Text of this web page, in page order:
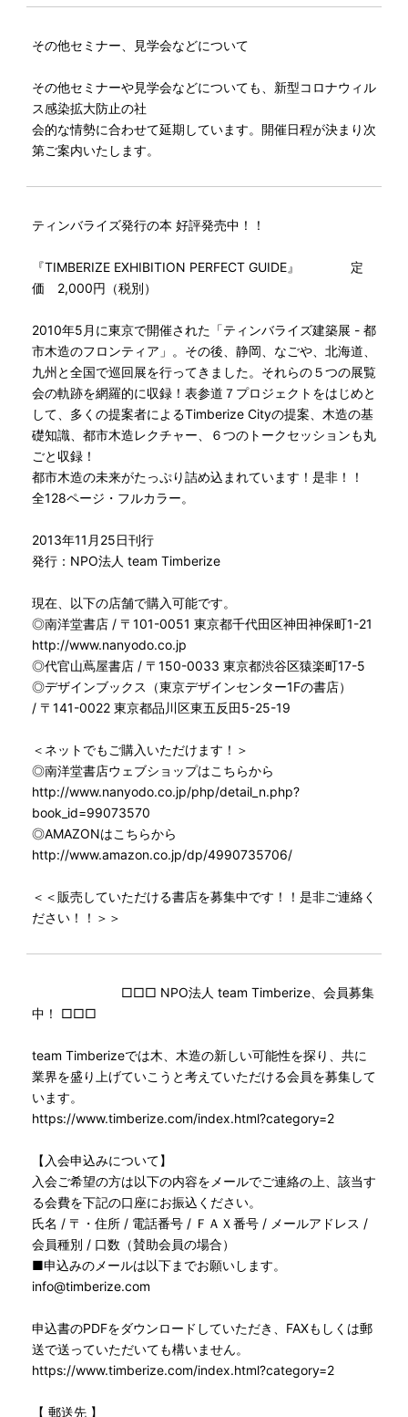
その他セミナー、見学会などについて
その他セミナーや見学会などについても、新型コロナウィル
ス感染拡大防止の社
会的な情勢に合わせて延期しています。開催日程が決まり次
第ご案内いたします。
ティンバライズ発行の本 好評発売中！！
『TIMBERIZE EXHIBITION PERFECT GUIDE』 定
価 2,000円（税別）
2010年5月に東京で開催された「ティンバライズ建築展 - 都
市木造のフロンティア」。その後、静岡、なごや、北海道、
九州と全国で巡回展を行ってきました。それらの５つの展覧
会の軌跡を網羅的に収録！表参道７プロジェクトをはじめと
して、多くの提案者によるTimberize Cityの提案、木造の基
礎知識、都市木造レクチャー、６つのトークセッションも丸
ごと収録！
都市木造の未来がたっぷり詰め込まれています！是非！！
全128ページ・フルカラー。
2013年11月25日刊行
発行：NPO法人 team Timberize
現在、以下の店舗で購入可能です。
◎南洋堂書店 / 〒101-0051 東京都千代田区神田神保町1-21
http://www.nanyodo.co.jp
◎代官山蔦屋書店 / 〒150-0033 東京都渋谷区猿楽町17-5
◎デザインブックス（東京デザインセンター1Fの書店）
/ 〒141-0022 東京都品川区東五反田5-25-19
＜ネットでもご購入いただけます！＞
◎南洋堂書店ウェブショップはこちらから
http://www.nanyodo.co.jp/php/detail_n.php?
book_id=99073570
◎AMAZONはこちらから
http://www.amazon.co.jp/dp/4990735706/
＜＜販売していただける書店を募集中です！！是非ご連絡く
ださい！！＞＞
□□□ NPO法人 team Timberize、会員募集
中！ □□□
team Timberizeでは木、木造の新しい可能性を探り、共に
業界を盛り上げていこうと考えていただける会員を募集して
います。
https://www.timberize.com/index.html?category=2
【入会申込みについて】
入会ご希望の方は以下の内容をメールでご連絡の上、該当す
る会費を下記の口座にお振込ください。
氏名 / 〒・住所 / 電話番号 / ＦＡＸ番号 / メールアドレス /
会員種別 / 口数（賛助会員の場合）
■申込みのメールは以下までお願いします。
info@timberize.com
申込書のPDFをダウンロードしていただき、FAXもしくは郵
送で送っていただいても構いません。
https://www.timberize.com/index.html?category=2
【 郵送先 】